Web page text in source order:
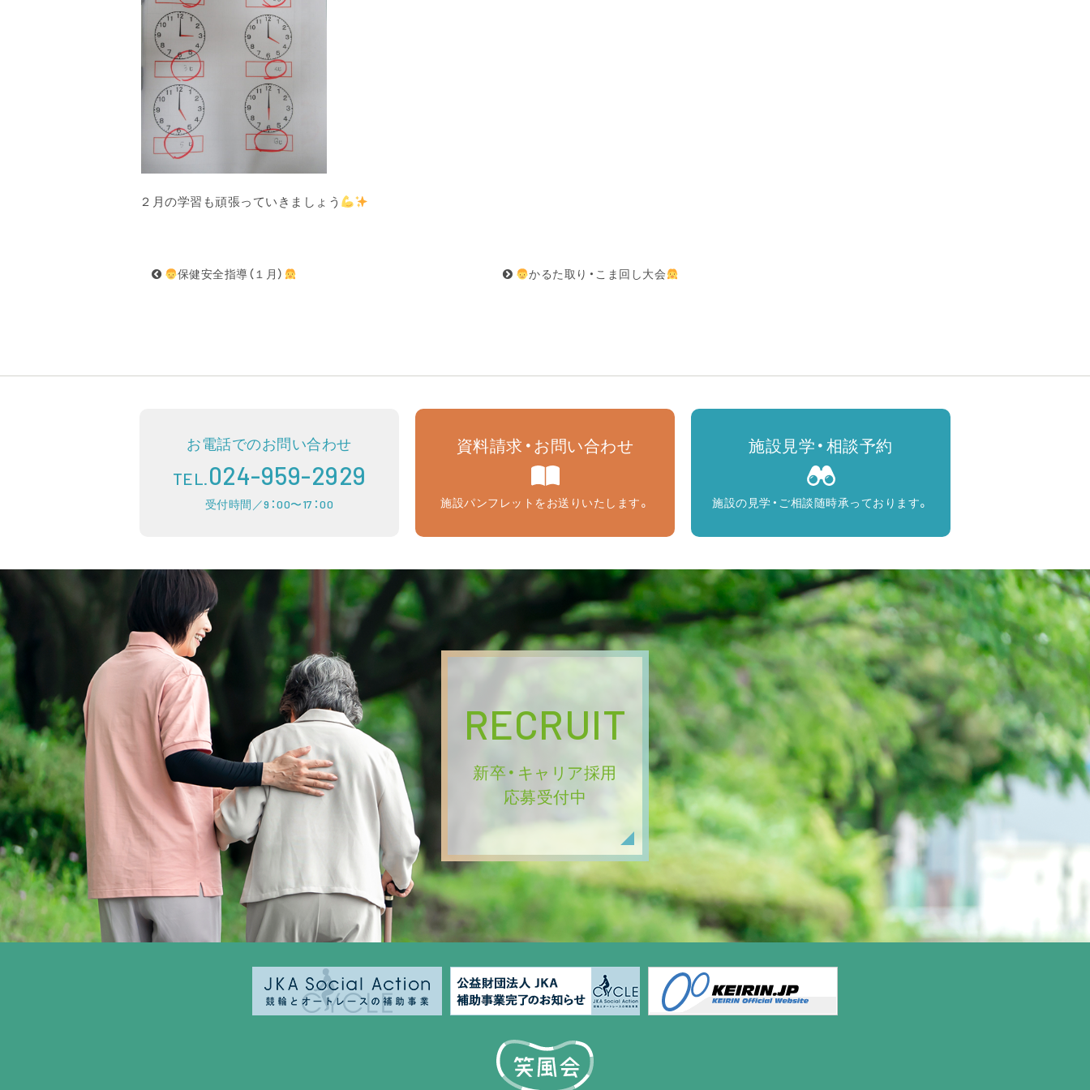
２月の学習も頑張っていきましょう
保健安全指導（１月） かるた取り・こま回し大会
お電話でのお問い合わせ
TEL.024-959-2929
受付時間／9：00〜17：00
資料請求・お問い合わせ
施設パンフレットをお送りいたします。
施設見学・相談予約
施設の見学・ご相談随時承っております。
RECRUIT
新卒・キャリア採用
応募受付中